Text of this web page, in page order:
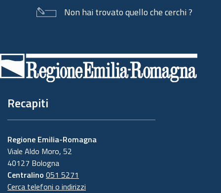
Non hai trovato quello che cerchi ?
di
pagina
Recapiti
Regione Emilia-Romagna
Viale Aldo Moro, 52
40127 Bologna
Centralino 051 5271
Cerca telefoni o indirizzi